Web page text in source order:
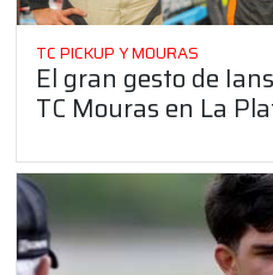
TC PICKUP Y MOURAS
El gran gesto de
TC Mouras en La